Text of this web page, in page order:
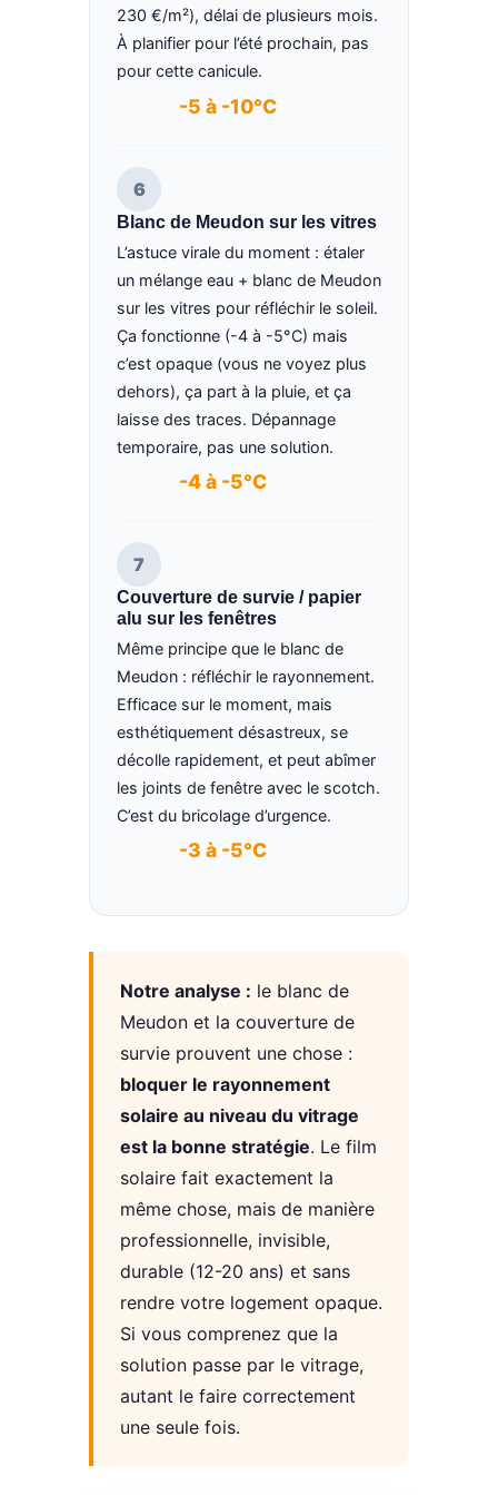
230 €/m²), délai de plusieurs mois.
À planifier pour l’été prochain, pas
pour cette canicule.
-5 à -10°C
6
Blanc de Meudon sur les vitres
L’astuce virale du moment : étaler
un mélange eau + blanc de Meudon
sur les vitres pour réfléchir le soleil.
Ça fonctionne (-4 à -5°C) mais
c’est opaque (vous ne voyez plus
dehors), ça part à la pluie, et ça
laisse des traces. Dépannage
temporaire, pas une solution.
-4 à -5°C
7
Couverture de survie / papier
alu sur les fenêtres
Même principe que le blanc de
Meudon : réfléchir le rayonnement.
Efficace sur le moment, mais
esthétiquement désastreux, se
décolle rapidement, et peut abîmer
les joints de fenêtre avec le scotch.
C’est du bricolage d’urgence.
-3 à -5°C
Notre analyse : le blanc de
Meudon et la couverture de
survie prouvent une chose :
bloquer le rayonnement
solaire au niveau du vitrage
est la bonne stratégie. Le film
solaire fait exactement la
même chose, mais de manière
professionnelle, invisible,
durable (12-20 ans) et sans
rendre votre logement opaque.
Si vous comprenez que la
solution passe par le vitrage,
autant le faire correctement
une seule fois.